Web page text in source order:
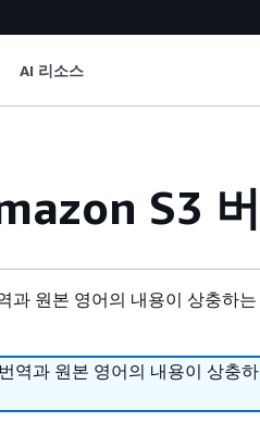
AI 리소스
S3
과 원본 영어의 내용이 상충하
역과 원본 영어의 내용이 상충